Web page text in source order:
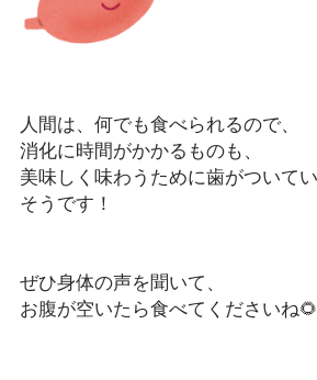
人間は、何でも食べられるので、
消化に時間がかかるものも、
美味しく味わうために歯がついて
そうです！
ぜひ身体の声を聞いて、
お腹が空いたら食べてくださいね🌻